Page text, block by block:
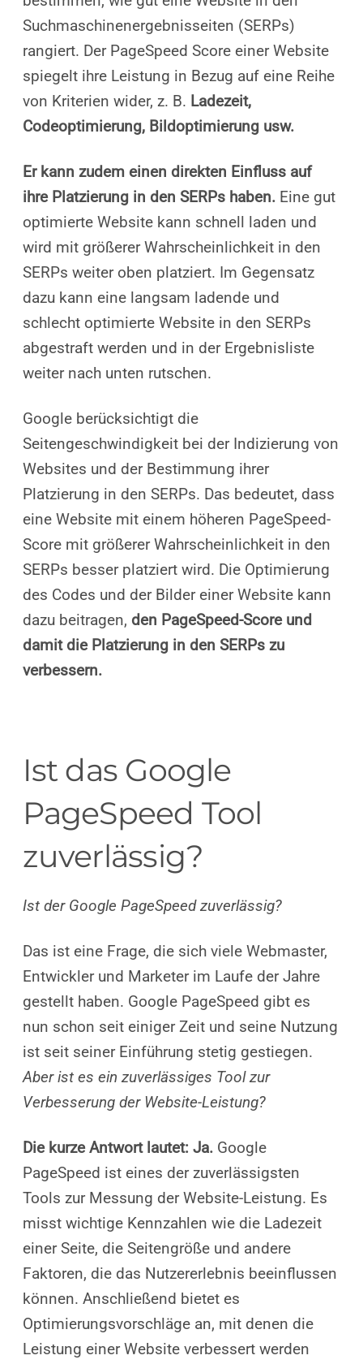
Suchmaschinenergebnisseiten (SERPs)
rangiert. Der PageSpeed Score einer Website
spiegelt ihre Leistung in Bezug auf eine Reihe
von Kriterien wider, z. B. Ladezeit,
Codeoptimierung, Bildoptimierung usw.
Er kann zudem einen direkten Einfluss auf
ihre Platzierung in den SERPs haben. Eine gut
optimierte Website kann schnell laden und
wird mit größerer Wahrscheinlichkeit in den
SERPs weiter oben platziert. Im Gegensatz
dazu kann eine langsam ladende und
schlecht optimierte Website in den SERPs
abgestraft werden und in der Ergebnisliste
weiter nach unten rutschen.
Google berücksichtigt die
Seitengeschwindigkeit bei der Indizierung von
Websites und der Bestimmung ihrer
Platzierung in den SERPs. Das bedeutet, dass
eine Website mit einem höheren PageSpeed-
Score mit größerer Wahrscheinlichkeit in den
SERPs besser platziert wird. Die Optimierung
des Codes und der Bilder einer Website kann
dazu beitragen, den PageSpeed-Score und
damit die Platzierung in den SERPs zu
verbessern.
Ist das Google
PageSpeed Tool
zuverlässig?
Ist der Google PageSpeed zuverlässig?
Das ist eine Frage, die sich viele Webmaster,
Entwickler und Marketer im Laufe der Jahre
gestellt haben. Google PageSpeed gibt es
nun schon seit einiger Zeit und seine Nutzung
ist seit seiner Einführung stetig gestiegen.
Aber ist es ein zuverlässiges Tool zur
Verbesserung der Website-Leistung?
Die kurze Antwort lautet: Ja. Google
PageSpeed ist eines der zuverlässigsten
Tools zur Messung der Website-Leistung. Es
misst wichtige Kennzahlen wie die Ladezeit
einer Seite, die Seitengröße und andere
Faktoren, die das Nutzererlebnis beeinflussen
können. Anschließend bietet es
Optimierungsvorschläge an, mit denen die
Leistung einer Website verbessert werden